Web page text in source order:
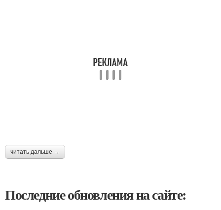
читать дальше →
Последние обновления на сайте: